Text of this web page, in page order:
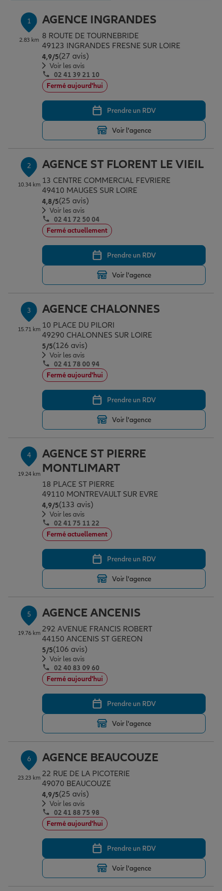
Assurance animal de compagnie
Protection juridique
Plan épargne retraite
Assurance vie
Placements financiers
Investissements immobiliers
Transmission
Vos projets
Partir en vacances
Changer de voiture
Départ à la retraite
Préparer l’avenir
Conseil assurance
Assurance auto
Assurance habitation
Le Pack Famille
Garantie des accidents de la vie
Assurance scolaire
Protection juridique
Retraite
Tous nos devis d'assurance
Professionnels
Allianz en France
1
2.83 km
AGENCE INGRANDES
8 ROUTE DE TOURNEBRIDE
49123 INGRANDES FRESNE SUR LOIRE
4,9/5Note de 4.9 sur 5
(27 avis)
Voir les avis
02 41 39 21 10
Fermé aujourd'hui
Prendre un RDV
Voir l'agence
2
10.34 km
AGENCE ST FLORENT LE VIEIL
13 CENTRE COMMERCIAL FEVRIERE
49410 MAUGES SUR LOIRE
4,8/5Note de 4.8 sur 5
(25 avis)
Voir les avis
02 41 72 50 04
Fermé actuellement
Prendre un RDV
Voir l'agence
3
15.71 km
AGENCE CHALONNES
10 PLACE DU PILORI
49290 CHALONNES SUR LOIRE
5/5Note de 5 sur 5
(126 avis)
Voir les avis
02 41 78 00 94
Fermé aujourd'hui
Prendre un RDV
Voir l'agence
4
19.24 km
AGENCE ST PIERRE
MONTLIMART
18 PLACE ST PIERRE
49110 MONTREVAULT SUR EVRE
4,9/5Note de 4.9 sur 5
(133 avis)
Voir les avis
02 41 75 11 22
Fermé actuellement
Prendre un RDV
Voir l'agence
5
19.76 km
AGENCE ANCENIS
292 AVENUE FRANCIS ROBERT
44150 ANCENIS ST GEREON
5/5Note de 5 sur 5
(106 avis)
Voir les avis
02 40 83 09 60
Fermé aujourd'hui
Prendre un RDV
Voir l'agence
6
23.23 km
AGENCE BEAUCOUZE
22 RUE DE LA PICOTERIE
49070 BEAUCOUZE
4,9/5Note de 4.9 sur 5
(25 avis)
Voir les avis
02 41 88 75 98
Fermé aujourd'hui
Prendre un RDV
Voir l'agence